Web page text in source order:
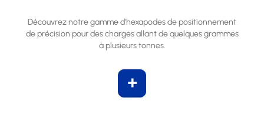
Découvrez notre gamme d’hexapodes de positionnement
de précision pour des charges allant de quelques grammes
à plusieurs tonnes.
+